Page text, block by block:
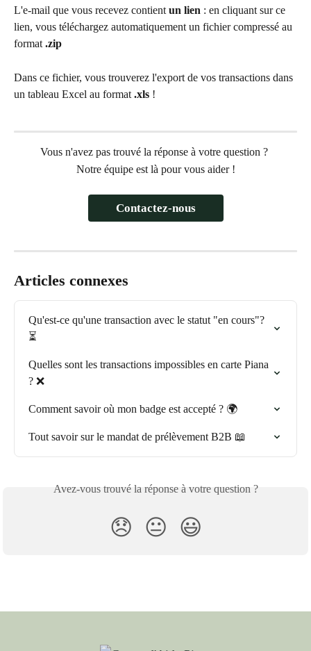
L'e-mail que vous recevez contient un lien : en cliquant sur ce
lien, vous téléchargez automatiquement un fichier compressé au
format .zip
Dans ce fichier, vous trouverez l'export de vos transactions dans
un tableau Excel au format .xls !
Vous n'avez pas trouvé la réponse à votre question ?
Notre équipe est là pour vous aider !
Contactez-nous
Articles connexes
Qu'est-ce qu'une transaction avec le statut "en cours"?
⏳
Quelles sont les transactions impossibles en carte Piana
? ❌
Comment savoir où mon badge est accepté ? 🌍
Tout savoir sur le mandat de prélèvement B2B 📖
Avez-vous trouvé la réponse à votre question ?
😞 😐 😃